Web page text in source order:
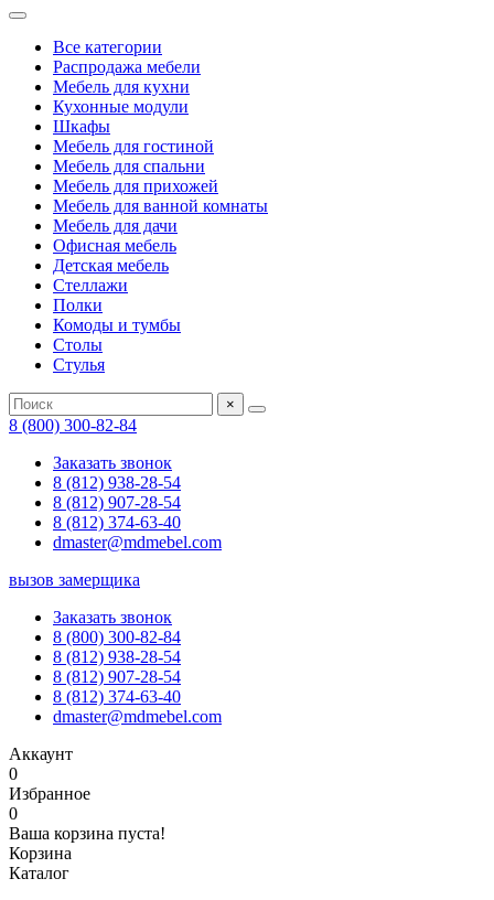
Все категории
Распродажа мебели
Мебель для кухни
Кухонные модули
Шкафы
Мебель для гостиной
Мебель для спальни
Мебель для прихожей
Мебель для ванной комнаты
Мебель для дачи
Офисная мебель
Детская мебель
Стеллажи
Полки
Комоды и тумбы
Столы
Стулья
×
8 (800) 300-82-84
Заказать звонок
8 (812) 938-28-54
8 (812) 907-28-54
8 (812) 374-63-40
dmaster@mdmebel.com
вызов замерщика
Заказать звонок
8 (800) 300-82-84
8 (812) 938-28-54
8 (812) 907-28-54
8 (812) 374-63-40
dmaster@mdmebel.com
Аккаунт
0
Избранное
0
Ваша корзина пуста!
Корзина
Каталог